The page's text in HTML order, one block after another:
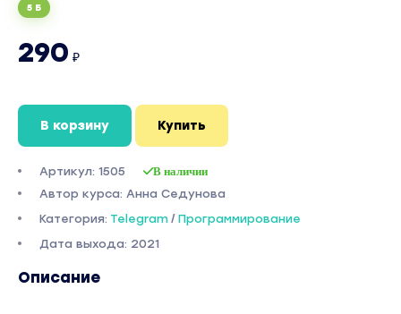
5 Б
290 ₽
В корзину Купить
Артикул: 1505 В наличии
Автор курса: Анна Седунова
Категория: Telegram / Программирование
Дата выхода: 2021
Описание